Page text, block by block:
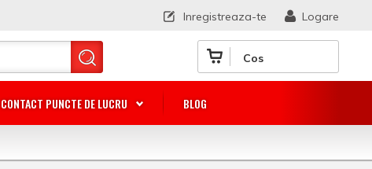
Cos
CONTACT PUNCTE DE LUCRU BLOG
Logare
Inregistreaza-te